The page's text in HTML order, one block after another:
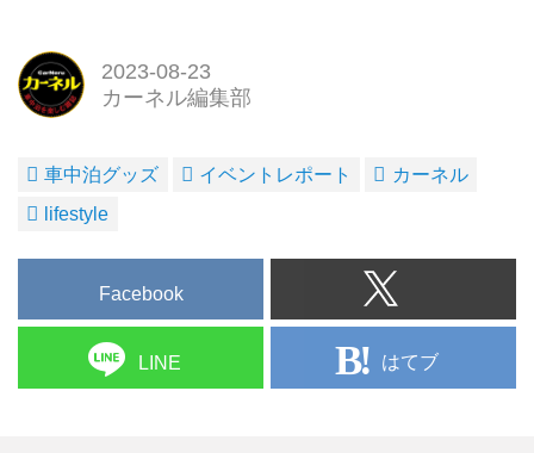
2023-08-23
カーネル編集部
車中泊グッズ イベントレポート
カーネル
lifestyle
Facebook
LINE はてブ